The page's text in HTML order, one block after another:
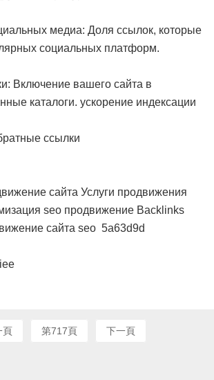
медиа: Доля ссылок, которые
социальных платформ.
Включение вашего сайта в
каталоги. ускорение индексации
ссылки
сайта Услуги продвижения
seo продвижение Backlinks
сайта seo 5a63d9d
頁 第717頁 下一頁